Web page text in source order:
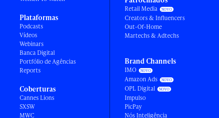
Plataformas
Podcasts
Vídeos
Webinars
Banca Digital
Portfólio de Agências
Reports
Coberturas
Cannes Lions
SXSW
MWC
Retail Media
Creators & Influencers
Out-Of-Home
Martechs & Adtechs
Brand Channels
IMO
Amazon Ads
OPL Digital
Impulso
PicPay
Nós Inteligência